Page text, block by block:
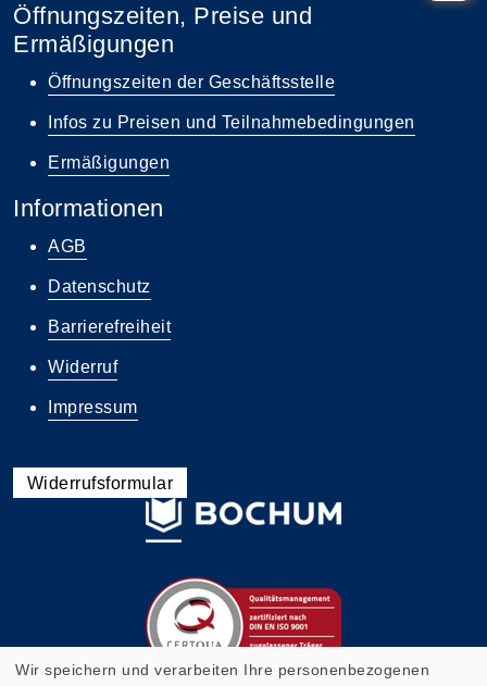
Öffnungszeiten, Preise und
Ermäßigungen
Öffnungszeiten der Geschäftsstelle
Infos zu Preisen und Teilnahmebedingungen
Ermäßigungen
Informationen
AGB
Datenschutz
Barrierefreiheit
Widerruf
Impressum
Widerrufsformular
Wir speichern und verarbeiten Ihre personenbezogenen